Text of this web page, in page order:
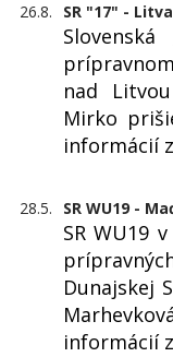
26.8. SR "17" -
Slovenská
nad
Mirko
informácií
28.5. SR WU19 -
SR WU19
Dunajskej
informácií